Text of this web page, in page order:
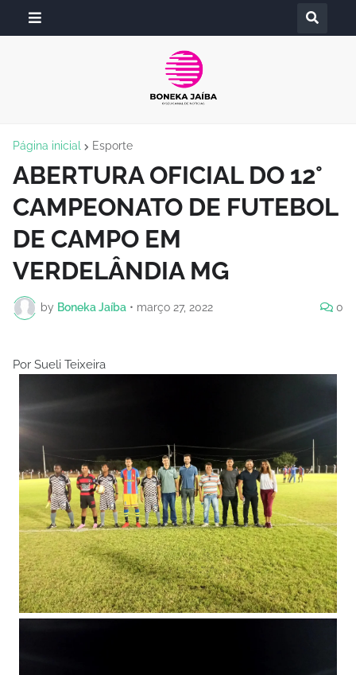
Página inicial Esporte
ABERTURA OFICIAL DO 12°
CAMPEONATO DE FUTEBOL
DE CAMPO EM
VERDELÂNDIA MG
by Boneka Jaíba • março 27, 2022 0
Por Sueli Teixeira